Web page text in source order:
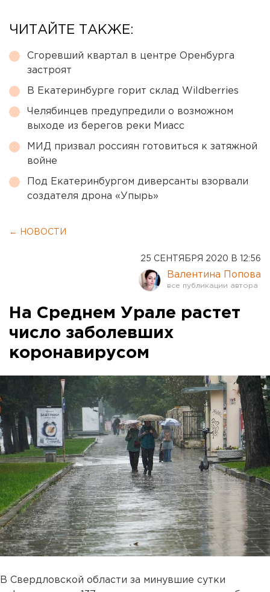
ЧИТАЙТЕ ТАКЖЕ:
Сгоревший квартал в центре Оренбурга
застроят
В Екатеринбурге горит склад Wildberries
Челябинцев предупредили о возможном
выходе из берегов реки Миасс
МИД призвал россиян готовиться к затяжной
войне
Под Екатеринбургом диверсанты взорвали
создателя дрона «Упырь»
← НОВОСТИ
25 СЕНТЯБРЯ 2020 В 12:56
Валентина Попова
На Среднем Урале растет
число заболевших
коронавирусом
В Свердловской области за минувшие сутки